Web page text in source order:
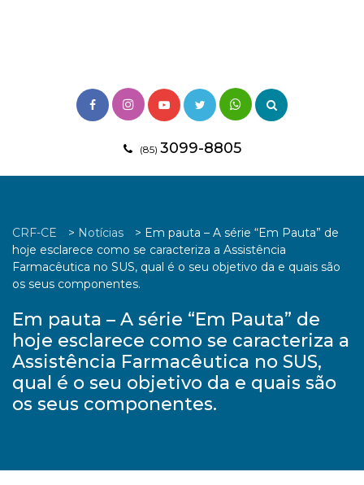
(85) 3099-8805
CRF-CE > Notícias > Em pauta – A série “Em Pauta” de
hoje esclarece como se caracteriza a Assistência
Farmacêutica no SUS, qual é o seu objetivo da e quais são
os seus componentes.
Em pauta – A série “Em Pauta” de
hoje esclarece como se caracteriza a
Assistência Farmacêutica no SUS,
qual é o seu objetivo da e quais são
os seus componentes.